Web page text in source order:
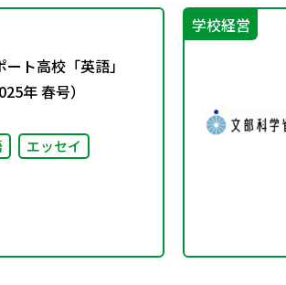
ト高校「英語」
年 春号）
エッセイ
学校経営